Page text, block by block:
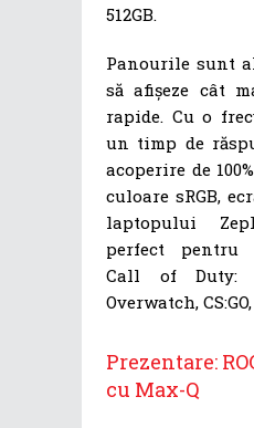
512GB.
Panourile sunt
să afișeze cât
rapide. Cu o
un timp de
acoperire de
culoare sRGB,
laptopului
perfect pentru
Call of Duty:
Overwatch,
Prezentare:
cu Max-Q